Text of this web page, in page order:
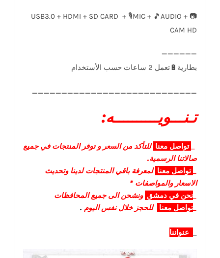
USB3.0 + HDMI + SD CARD + 🎙️MIC + 🎵AUDIO + 📷
CAM HD
____________________________
تـنـــويــــــــــه:
تواصل معنا للتأكد من السعر و توفر المنتجات في جميع
صالاتنا الرسمية.
تواصل معنا لمعرفة باقي المنتجات لدينا وتحديث
الاسعار والمواصفات *
نحن في دمشق ونشحن الى جميع المحافظات
تواصل معنا للحجز خلال نفس اليوم .
عنواننا